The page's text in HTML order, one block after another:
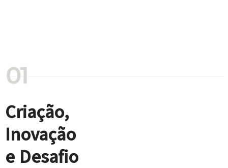
Criação,
Inovação
e Desafio